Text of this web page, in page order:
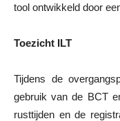
tool ontwikkeld door
Toezicht ILT
Tijdens de
gebruik van de BCT
rusttijden en de